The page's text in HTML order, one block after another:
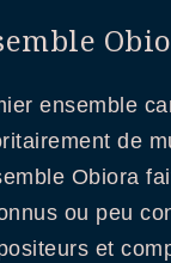
ensemble
de
Obiora
ou peu
et